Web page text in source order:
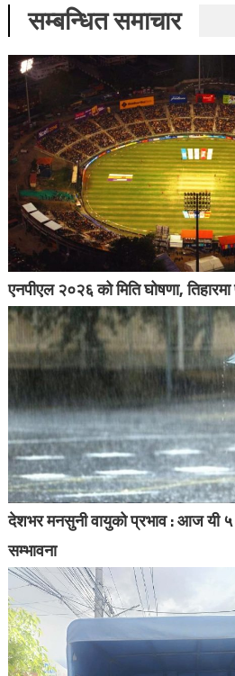
सम्बन्धित समाचार
एनपीएल २०२६ को मिति घोषणा,
देशभर मनसुनी वायुको प्रभाव : आज यी ५
सम्भावना